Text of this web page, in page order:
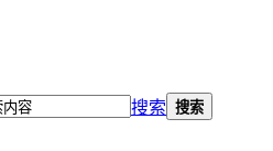
搜索 搜索